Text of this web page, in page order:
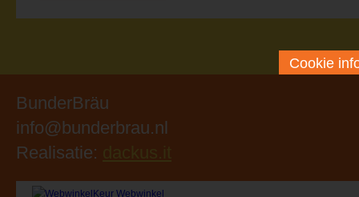
Cookie
BunderBräu
info@bunderbrau.nl
Realisatie: